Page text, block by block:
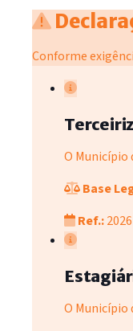
Conforme
O Município
Base
Ref.:2026
O Município